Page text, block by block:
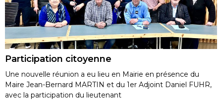
Participation citoyenne
Une nouvelle réunion a eu lieu en Mairie en présence du
Maire Jean-Bernard MARTIN et du 1er Adjoint Daniel FUHR,
avec la participation du lieutenant